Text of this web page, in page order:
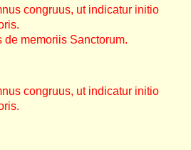
congruus, ut indicatur initio
memoriis Sanctorum.
congruus, ut indicatur initio